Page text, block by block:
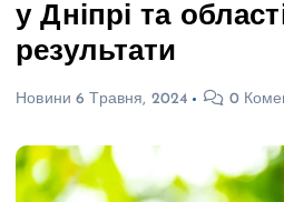
у Дніпрі та
результати
Новини 6 Травня, 2024 0